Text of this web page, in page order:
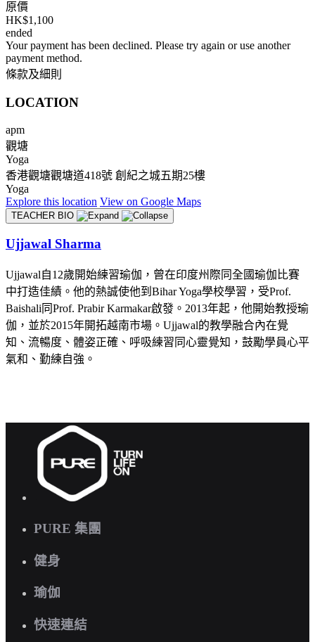
原價
HK$1,100
ended
Your payment has been declined. Please try again or use another
payment method.
條款及細則
LOCATION
apm
觀塘
Yoga
香港觀塘觀塘道418號 創紀之城五期25樓
Yoga
Explore this location View on Google Maps
TEACHER BIO
Ujjawal Sharma
Ujjawal自12歲開始練習瑜伽，曾在印度州際同全國瑜伽比賽
中打造佳績。他的熱誠使他到Bihar Yoga學校學習，受Prof.
Baishali同Prof. Prabir Karmakar啟發。2013年起，他開始教授瑜
伽，並於2015年開拓越南市場。Ujjawal的教學融合內在覺
知、流暢度、體姿正確、呼吸練習同心靈覺知，鼓勵學員心平
氣和、勤練自強。
PURE 集團
健身
瑜伽
快速連結